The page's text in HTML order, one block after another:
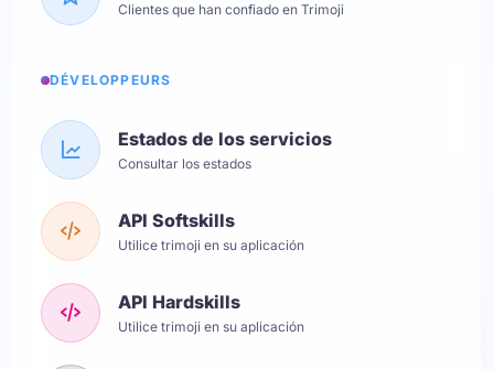
Clientes que han confiado en Trimoji
DÉVELOPPEURS
Estados de los servicios
Consultar los estados
API Softskills
Utilice trimoji en su aplicación
API Hardskills
Utilice trimoji en su aplicación